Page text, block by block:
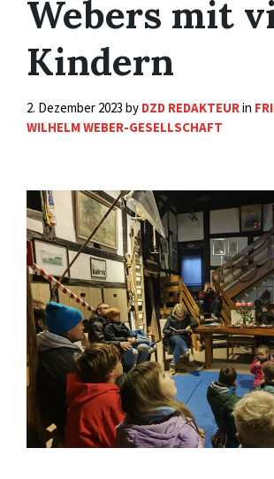
Webers mit
Kindern
2. Dezember 2023 by DZD REDAKTEURin
WILHELM WEBER-GESELLSCHAFT